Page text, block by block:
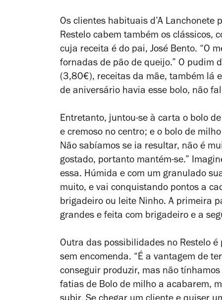
Os clientes habituais d’A Lanchonete
Restelo cabem também os clássicos,
cuja receita é do pai, José Bento. “O
fornadas de pão de queijo.” O pudim
(3,80€), receitas da mãe, também lá
de aniversário havia esse bolo, não
Entretanto, juntou-se à carta o bolo
e cremoso no centro; e o bolo de
Não sabíamos se ia resultar, não é
gostado, portanto mantém-se.”
essa. Húmida e com um granulado
muito, e vai conquistando pontos a
brigadeiro ou leite Ninho. A primeira
grandes e feita com brigadeiro e a
Outra das possibilidades no Restelo
sem encomenda. “É a vantagem de
conseguir produzir, mas não
fatias de Bolo de milho a acabarem,